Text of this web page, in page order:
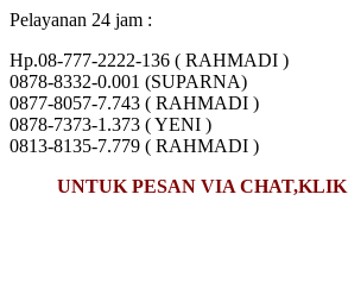
Pelayanan 24 jam :
Hp.08-777-2222-136 ( RAHMADI )
0878-8332-0.001 (SUPARNA)
0877-8057-7.743 ( RAHMADI )
0878-7373-1.373 ( YENI )
0813-8135-7.779 ( RAHMADI )
UNTUK PESAN VIA